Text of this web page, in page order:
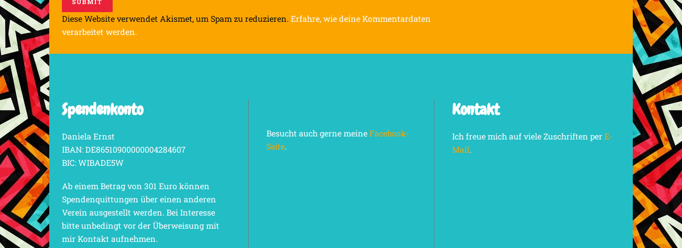
Diese Website verwendet Akismet, um Spam zu reduzieren. Erfahre, wie deine Kommentardaten
verarbeitet werden.
Spendenkonto
Daniela Ernst
IBAN: DE86510900000004284607
BIC: WIBADE5W
Ab einem Betrag von 301 Euro können
Spendenquittungen über einen anderen
Verein ausgestellt werden. Bei Interesse
bitte unbedingt vor der Überweisung mit
mir Kontakt aufnehmen.
Besucht auch gerne meineFacebook-
Seite.
Kontakt
Ich freue mich auf viele Zuschriften perE-
Mail.